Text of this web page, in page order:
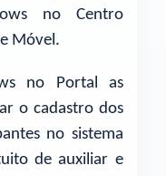
no Centro
Móvel.
no Portal as
o cadastro dos
no sistema
de auxiliar e